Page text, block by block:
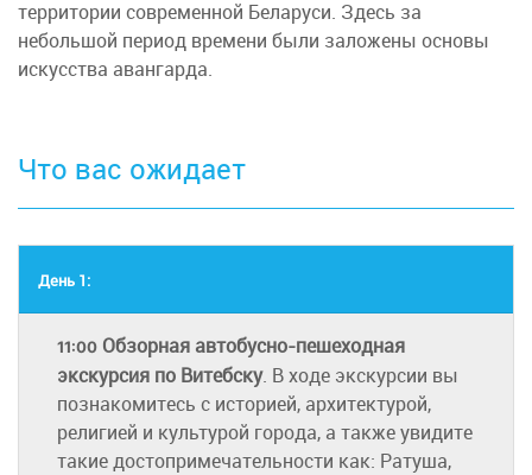
территории современной Беларуси. Здесь за
небольшой период времени были заложены основы
искусства авангарда.
Что вас ожидает
День 1:
11:00 Обзорная автобусно-пешеходная
экскурсия по Витебску. В ходе экскурсии вы
познакомитесь с историей, архитектурой,
религией и культурой города, а также увидите
такие достопримечательности как: Ратуша,